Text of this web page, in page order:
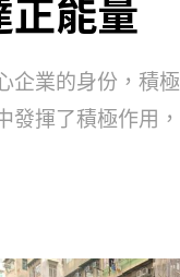
能量
業的身份，積
揮了積極作用